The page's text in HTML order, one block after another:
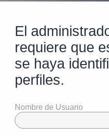
El
requiere que
se haya
perfiles.
Nombre de Usuario